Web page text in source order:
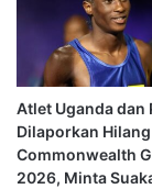
Atlet Uganda dan
Dilaporkan
Commonwealth
2026, Minta